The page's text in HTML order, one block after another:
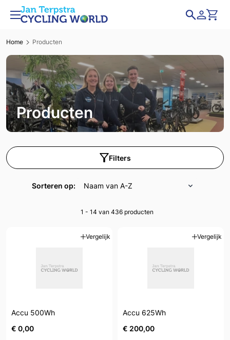
Home Producten
Producten
Filters
Sorteren op:
1 - 14 van 436 producten
Vergelijk
Accu 500Wh
€ 0,00
Vergelijk
Accu 625Wh
€ 200,00